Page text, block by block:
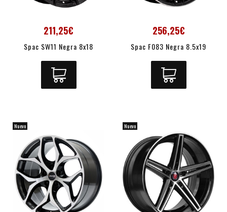
211,25€
Spac SW11 Negra 8x18
256,25€
Spac F083 Negra 8.5x19
Nuevo Nuevo